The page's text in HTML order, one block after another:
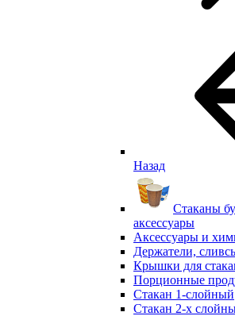
Назад
Стаканы
аксессуары
Аксессуары и
Держатели,
Крышки для
Порционные
Стакан 1-слойный
Стакан 2-х